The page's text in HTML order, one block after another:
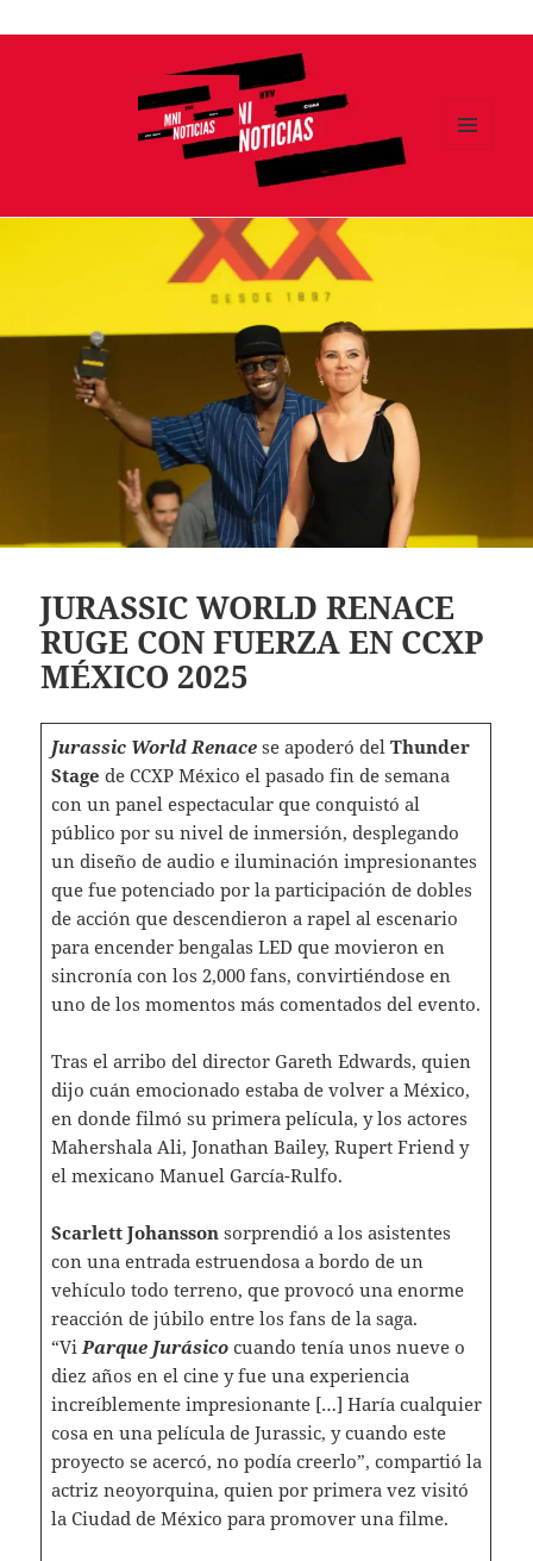
Ir
JURASSIC WORLD RENACE
RUGE CON FUERZA EN CCXP
MÉXICO 2025
Jurassic World Renacese apoderó del Thunder
Stage de CCXP México el pasado fin de semana
con un panel espectacular que conquistó al
público por su nivel de inmersión, desplegando
un diseño de audio e iluminación impresionantes
que fue potenciado por la participación de dobles
de acción que descendieron a rapel al escenario
para encender bengalas LED que movieron en
sincronía con los 2,000 fans, convirtiéndose en
uno de los momentos más comentados del evento.
Tras el arribo del director Gareth Edwards, quien
dijo cuán emocionado estaba de volver a México,
en donde filmó su primera película, y los actores
Mahershala Ali, Jonathan Bailey, Rupert Friend y
el mexicano Manuel García-Rulfo.
Scarlett Johansson sorprendió a los asistentes
con una entrada estruendosa a bordo de un
vehículo todo terreno, que provocó una enorme
reacción de júbilo entre los fans de la saga.
“Vi Parque Jurásicocuando tenía unos nueve o
diez años en el cine y fue una experiencia
increíblemente impresionante […] Haría cualquier
cosa en una película de Jurassic, y cuando este
proyecto se acercó, no podía creerlo”, compartió la
actriz neoyorquina, quien por primera vez visitó
la Ciudad de México para promover una filme.